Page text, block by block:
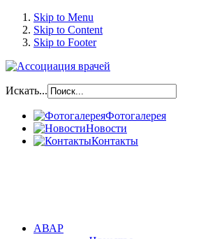
Skip to Menu
Skip to Content
Skip to Footer
Искать...
Фотогалерея
Новости
Контакты
АВАР